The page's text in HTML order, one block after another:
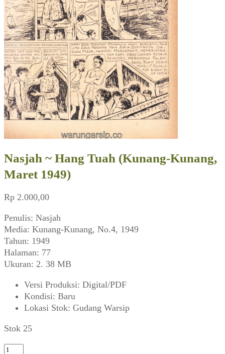
Nasjah ~ Hang Tuah (Kunang-Kunang,
Maret 1949)
Rp 2.000,00
Penulis: Nasjah
Media: Kunang-Kunang, No.4, 1949
Tahun: 1949
Halaman: 77
Ukuran: 2. 38 MB
Versi Produksi: Digital/PDF
Kondisi: Baru
Lokasi Stok: Gudang Warsip
Stok 25
Kuantitas